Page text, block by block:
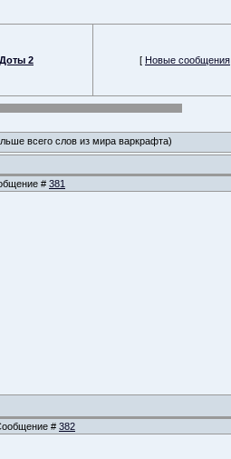
2 [ Новые сообщения
всего слов из мира варкрафта)
# 381
# 382